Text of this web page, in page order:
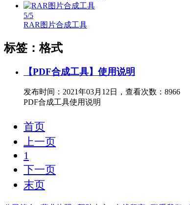
5/5
RAR图片合成工具
标签：格式
【PDF合成工具】使用说明
发布时间：2021年03月12日，查看次数：8966
PDF合成工具使用说明
首页
上一页
1
下一页
末页